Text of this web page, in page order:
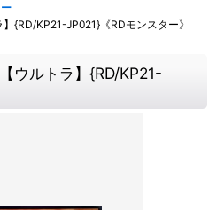
{RD/KP21-JP021}《RDモンスター》
ウルトラ】{RD/KP21-